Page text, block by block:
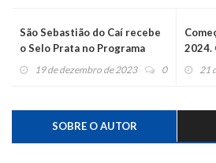
São Sebastião do Caí recebe
o Selo Prata no Programa
Nacional de Transparência
19 de dezembro de 2023 0
2024.
21
SOBRE O AUTOR